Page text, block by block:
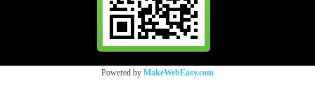
Powered by MakeWebEasy.com